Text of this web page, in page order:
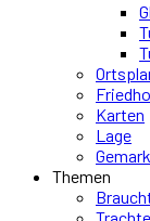
Karten
Lage
Themen